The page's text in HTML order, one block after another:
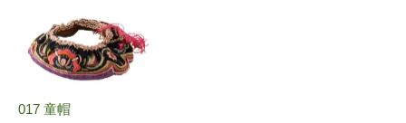
017 童帽